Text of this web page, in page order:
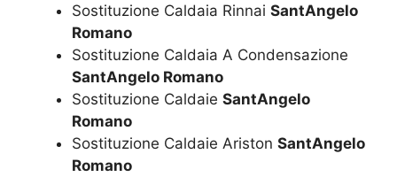
Sostituzione Caldaia Rinnai SantAngelo
Romano
Sostituzione Caldaia A Condensazione
SantAngelo Romano
Sostituzione Caldaie SantAngelo
Romano
Sostituzione Caldaie Ariston SantAngelo
Romano